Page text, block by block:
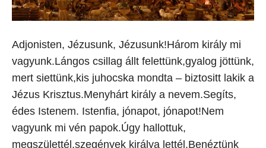
Adjonisten, Jézusunk, Jézusunk!Három király mi
vagyunk.Lángos csillag állt felettünk,gyalog jöttünk,
mert siettünk,kis juhocska mondta – biztositt lakik a
Jézus Krisztus.Menyhárt király a nevem.Segíts,
édes Istenem. Istenfia, jónapot, jónapot!Nem
vagyunk mi vén papok.Úgy hallottuk,
megszülettél,szegények királya lettél.Benéztünk